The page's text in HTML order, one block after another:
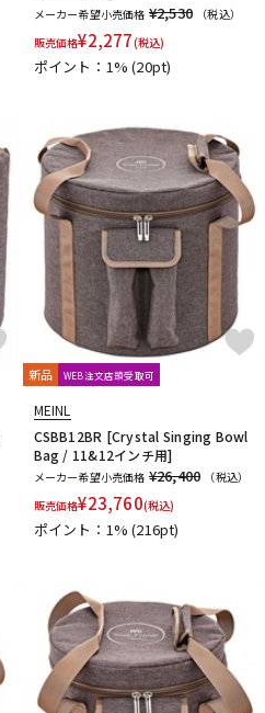
DTM
楽器アクセサリ
ヴィンテージ
メーカー希望小売価格 ¥2,530
（税込）
販売価格¥2,277(税込)
ポイント：1%(20pt)
新品 WEB注文店頭受取可
MEINL
CSBB12BR [Crystal Singing Bowl
Bag / 11&12インチ用]
メーカー希望小売価格 ¥26,400
（税込）
販売価格¥23,760(税込)
ポイント：1%(216pt)